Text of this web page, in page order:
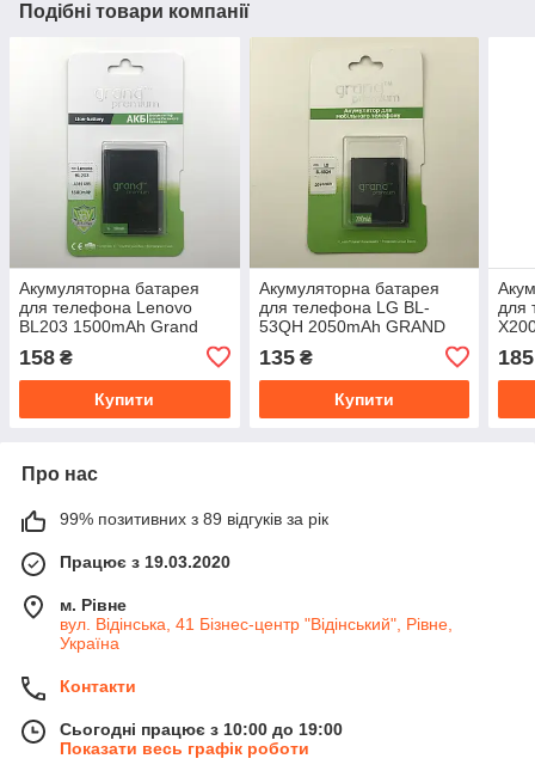
Подібні товари компанії
Акумуляторна батарея
для телефона Lenovo
BL203 1500mAh Grand
158 ₴
Купити
Акумуляторна батарея
для телефона LG BL-
53QH 2050mAh GRAND
135₴
Купити
для
185
Про нас
99% позитивних з 89 відгуків за рік
Працює з 19.03.2020
м. Рівне
вул. Відінська, 41 Бізнес-центр "Відінський", Рівне,
Україна
Контакти
Сьогодні працює з 10:00 до 19:00
Показати весь графік роботи